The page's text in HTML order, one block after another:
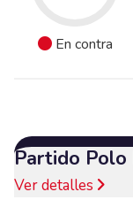
En contra
Partido
Ver detalles